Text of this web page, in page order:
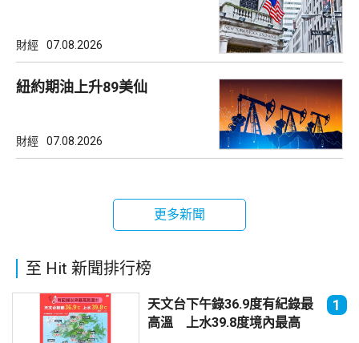
財經 07.08.2026
紐約期油上升89美仙
財經 07.08.2026
更多新聞
至 Hit 新聞排行榜
天文台下午錄36.9度有紀錄最
高溫 上水39.8度境內最高
1